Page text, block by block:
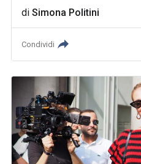
diSimona Politini
Condividi